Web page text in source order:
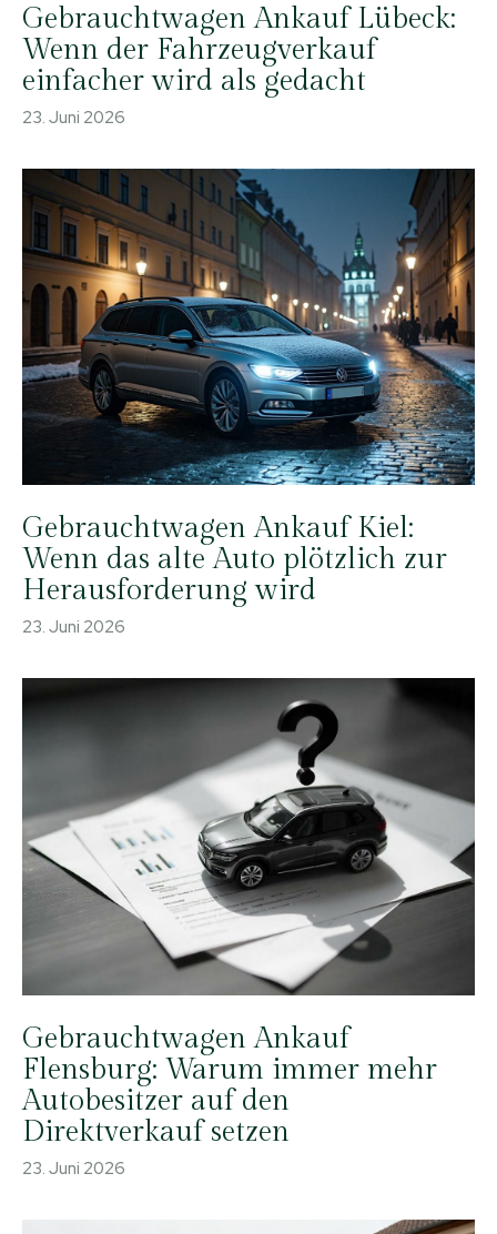
Gebrauchtwagen Ankauf Lübeck:
Wenn der Fahrzeugverkauf
einfacher wird als gedacht
23. Juni 2026
Gebrauchtwagen Ankauf Kiel:
Wenn das alte Auto plötzlich zur
Herausforderung wird
23. Juni 2026
Gebrauchtwagen Ankauf
Flensburg: Warum immer mehr
Autobesitzer auf den
Direktverkauf setzen
23. Juni 2026